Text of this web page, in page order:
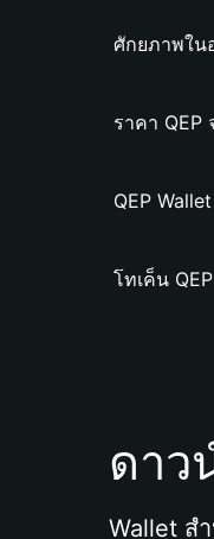
ศักยภาพใน
ราคา QEP
QEP
โทเค็น
ดาว
Wallet ส